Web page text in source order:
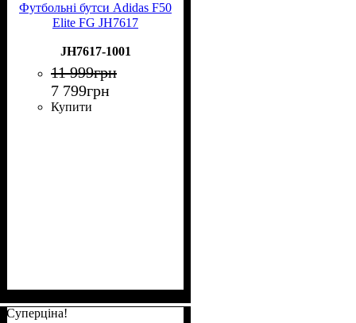
Футбольні бутси Adidas F50
Elite FG JH7617
JH7617-1001
11 999грн
7 799грн
Купити
Суперціна!